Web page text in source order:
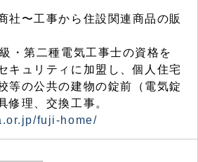
社〜工事から住設関連商品の販
・第二種電気工事士の資格を
キュリティに加盟し、個人住宅
等の公共の建物の錠前（電気錠
修理、交換工事。
fuji-home/